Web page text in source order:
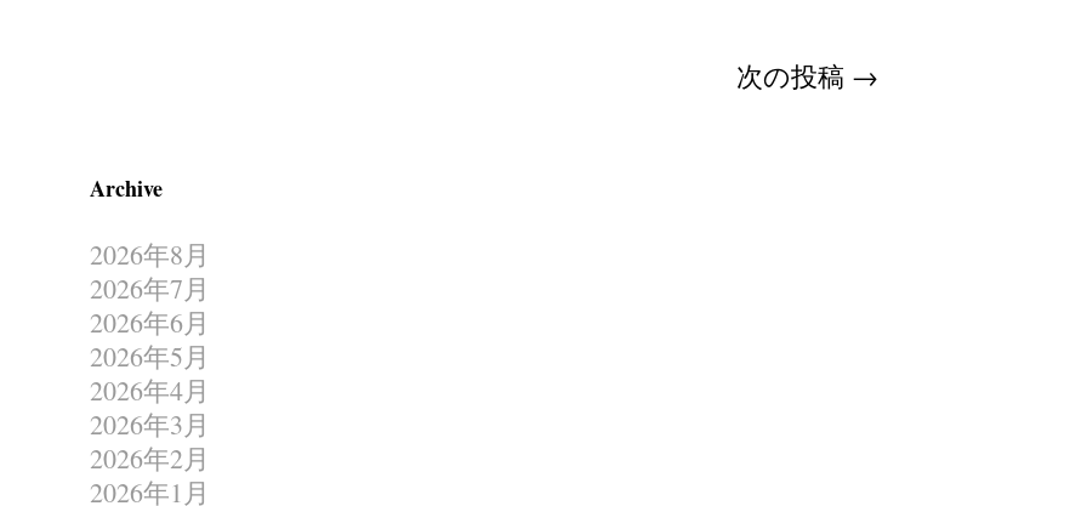
次の投稿 →
Archive
2026年8月
2026年7月
2026年6月
2026年5月
2026年4月
2026年3月
2026年2月
2026年1月